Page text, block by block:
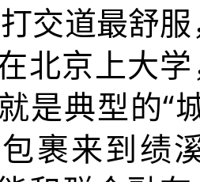
交道最舒
北京上大
是典型的“
裹来到绩